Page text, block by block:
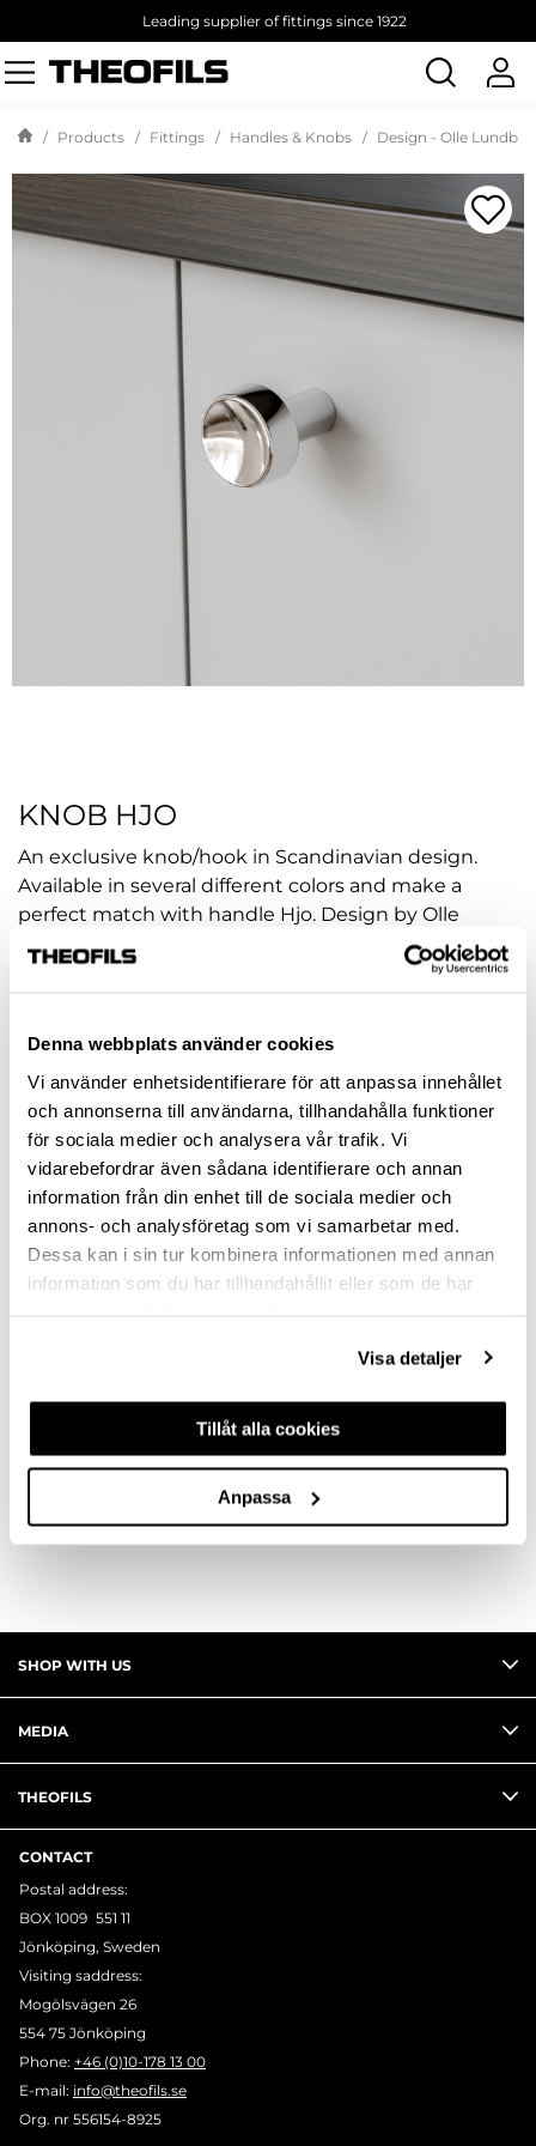
Denna webbplats använder cookies
Vi använder enhetsidentifierare för att anpassa innehållet
och annonserna till användarna, tillhandahålla funktioner
för sociala medier och analysera vår trafik. Vi
vidarebefordrar även sådana identifierare och annan
information från din enhet till de sociala medier och
annons- och analysföretag som vi samarbetar med.
Dessa kan i sin tur kombinera informationen med annan
information som du har tillhandahållit eller som de har
Visa detaljer
Tillåt alla cookies
Anpassa
Leading supplier of fittings since 1922
Search
products
Products Fittings Handles & Knobs Design - Olle
KNOB HJO
An exclusive knob/hook in Scandinavian design.
Available in several different colors and make a
perfect match with handle Hjo. Design by Olle
Lundberg
CHROME
MATT BLACK
MATT WHITE
Clear selection
ASK ABOUT PRODUCT
SHOP WITH US
MEDIA
THEOFILS
CONTACT
Postal address:
BOX 1009 551 11
Jönköping, Sweden
Visiting saddress:
Mogölsvägen 26
554 75 Jönköping
Phone: +46 (0)10-178 13 00
E-mail: info@theofils.se
Org. nr 556154-8925